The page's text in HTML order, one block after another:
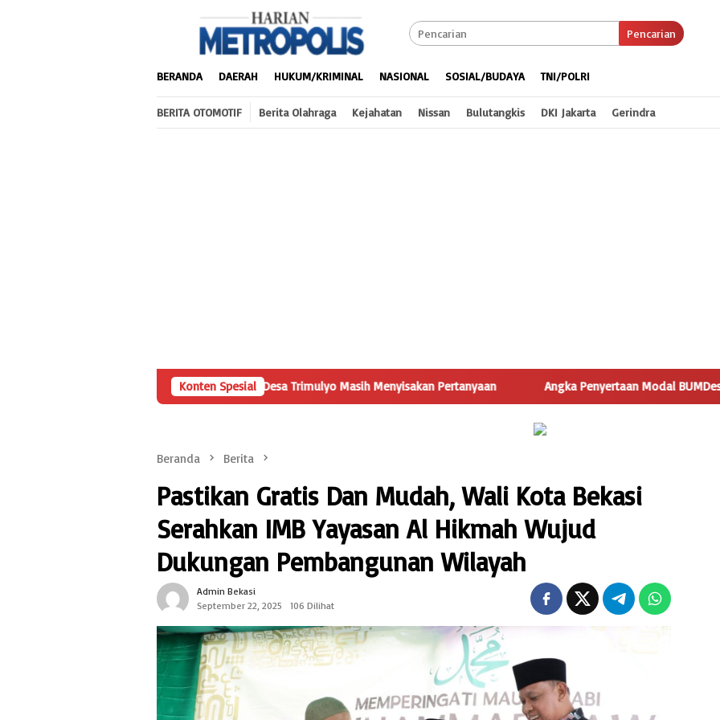
Pencarian
BERANDA DAERAH HUKUM/KRIMINAL NASIONAL SOSIAL/BUDAYA TNI/POLRI
BERITA OTOMOTIF Berita Olahraga Kejahatan Nissan Bulutangkis DKI Jakarta Gerindra
Konten Spesial
Rincian Penggunaan Dana Desa Trimulyo Masih Menyisakan Pertanyaan Angka Penyertaan Modal BUMDes Jadi Tanda
Beranda Berita
Pastikan Gratis Dan Mudah, Wali Kota Bekasi
Serahkan IMB Yayasan Al Hikmah Wujud
Dukungan Pembangunan Wilayah
Admin Bekasi
September 22, 2025
106 Dilihat